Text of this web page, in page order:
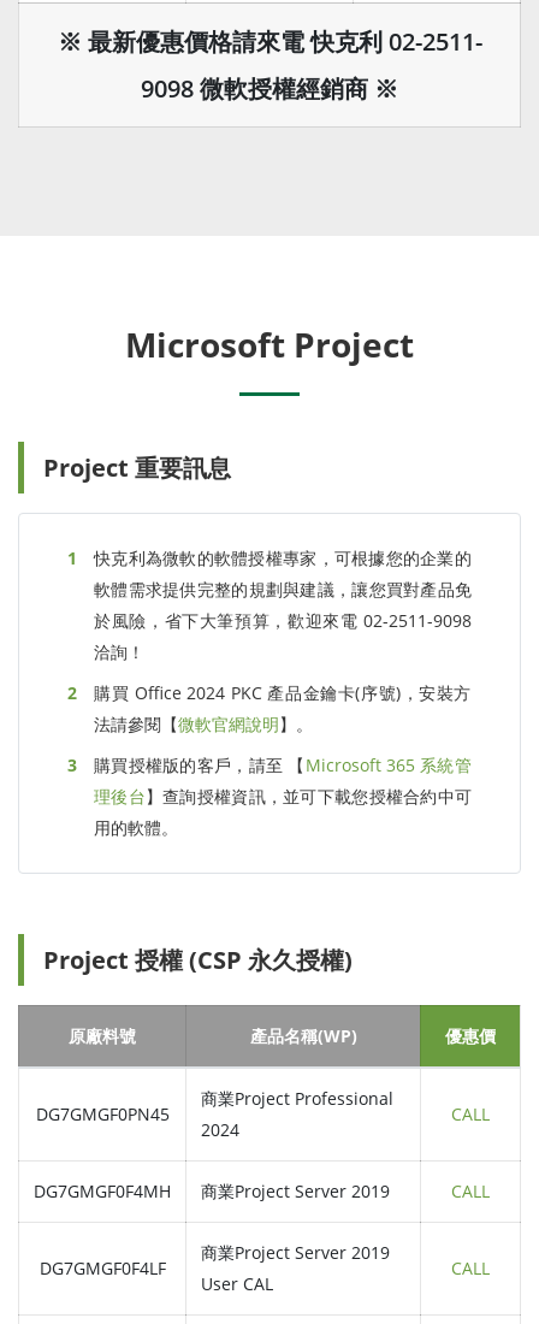
※ 最新優惠價格請來電 快克利 02-2511-
9098 微軟授權經銷商 ※
Microsoft Project
Project 重要訊息
快克利為微軟的軟體授權專家，可根據您的企業的
軟體需求提供完整的規劃與建議，讓您買對產品免
於風險，省下大筆預算，歡迎來電 02-2511-9098
洽詢！
購買 Office 2024 PKC 產品金鑰卡(序號)，安裝方
法請參閱【微軟官網說明】。
購買授權版的客戶，請至 【 Microsoft 365 系統管
理後台】查詢授權資訊，並可下載您授權合約中可
用的軟體。
Project 授權 (CSP 永久授權)
原廠料號 產品名稱(WP) 優惠價
DG7GMGF0PN45
商業Project Professional
2024
CALL
DG7GMGF0F4MH 商業Project Server 2019 CALL
DG7GMGF0F4LF
商業Project Server 2019
User CAL
CALL